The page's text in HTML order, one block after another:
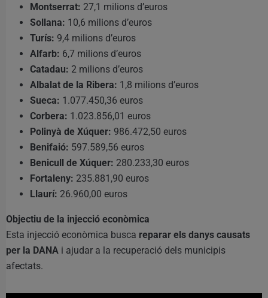
Montserrat: 27,1 milions d’euros
Sollana: 10,6 milions d’euros
Turís: 9,4 milions d’euros
Alfarb: 6,7 milions d’euros
Catadau: 2 milions d’euros
Albalat de la Ribera: 1,8 milions d’euros
Sueca: 1.077.450,36 euros
Corbera: 1.023.856,01 euros
Polinyà de Xúquer: 986.472,50 euros
Benifaió: 597.589,56 euros
Benicull de Xúquer: 280.233,30 euros
Fortaleny: 235.881,90 euros
Llaurí: 26.960,00 euros
Objectiu de la injecció econòmica
Esta injecció econòmica busca reparar els danys causats
per la DANA i ajudar a la recuperació dels municipis
afectats.